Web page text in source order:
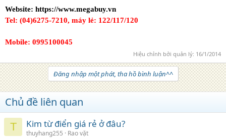
Website: https://www.megabuy.vn
Tel: (04)6275-7210, máy lẻ: 122/117/120
Mobile: 0995100045
Hiệu chỉnh bởi quản lý: 16/1/2014
Đăng nhập một phát, tha hồ bình luận^^
Chủ đề liên quan
T Kim từ điển giá rẻ ở đâu?
thuyhang255
Rao vặt